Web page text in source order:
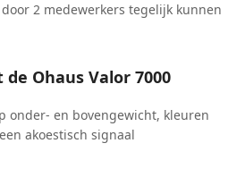
2 medewerkers tegelijk kunnen
Ohaus Valor 7000
onder- en bovengewicht, kleuren
akoestisch signaal